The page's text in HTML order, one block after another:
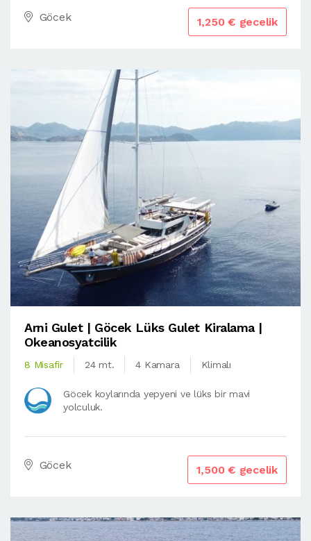
Göcek 1,250 € gecelik
Arni Gulet | Göcek Lüks Gulet Kiralama |
Okeanosyatcilik
8 Misafir 24 mt. 4 Kamara Klimalı
Göcek koylarında yepyeni ve lüks bir mavi
yolculuk.
Göcek 1,500 € gecelik